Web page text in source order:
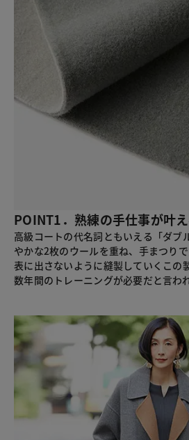
POINT1．熟練の手仕事が叶
高級コートの代名詞ともいえる「ダブ
やかな2枚のウールを重ね、手まつり
表に出さないように縫製していくこの
数年間のトレーニングが必要だと言わ